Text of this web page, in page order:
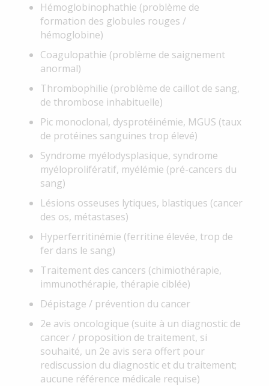
Hémoglobinophathie (problème de
formation des globules rouges /
hémoglobine)
Coagulopathie (problème de saignement
anormal)
Thrombophilie (problème de caillot de sang,
de thrombose inhabituelle)
Pic monoclonal, dysprotéinémie, MGUS (taux
de protéines sanguines trop élevé)
Syndrome myélodysplasique, syndrome
myéloprolifératif, myélémie (pré-cancers du
sang)
Lésions osseuses lytiques, blastiques (cancer
des os, métastases)
Hyperferritinémie (ferritine élevée, trop de
fer dans le sang)
Traitement des cancers (chimiothérapie,
immunothérapie, thérapie ciblée)
Dépistage / prévention du cancer
2e avis oncologique (suite à un diagnostic de
cancer / proposition de traitement, si
souhaité, un 2e avis sera offert pour
rediscussion du diagnostic et du traitement;
aucune référence médicale requise)